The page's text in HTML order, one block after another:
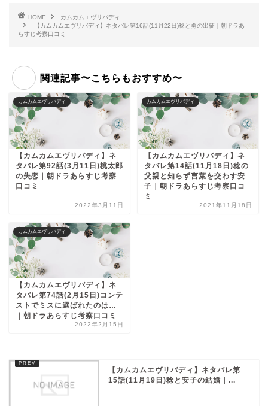
HOME
カムカムエヴリバディ
【カムカムエヴリバディ】ネタバレ第16話(11月22日)稔と勇の出征｜朝ドラあ
らすじ考察口コミ
関連記事〜こちらもおすすめ〜
カムカムエヴリバディ
【カムカムエヴリバディ】ネ
タバレ第92話(3月11日)桃太郎
の失恋｜朝ドラあらすじ考察
口コミ
2022年3月11日
カムカムエヴリバディ
【カムカムエヴリバディ】ネ
タバレ第14話(11月18日)稔の
父親と知らず言葉を交わす安
子｜朝ドラあらすじ考察口コ
ミ
2021年11月18日
カムカムエヴリバディ
【カムカムエヴリバディ】ネ
タバレ第74話(2月15日)コンテ
ストでミスに選ばれたのは…
｜朝ドラあらすじ考察口コミ
2022年2月15日
【カムカムエヴリバディ】ネタバレ第
15話(11月19日)稔と安子の結婚｜...